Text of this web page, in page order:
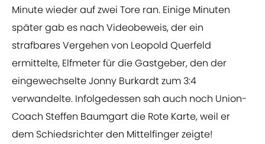
Minute wieder auf zwei Tore ran. Einige Minuten
später gab es nach Videobeweis, der ein
strafbares Vergehen von Leopold Querfeld
ermittelte, Elfmeter für die Gastgeber, den der
eingewechselte Jonny Burkardt zum 3:4
verwandelte. Infolgedessen sah auch noch Union-
Coach Steffen Baumgart die Rote Karte, weil er
dem Schiedsrichter den Mittelfinger zeigte!